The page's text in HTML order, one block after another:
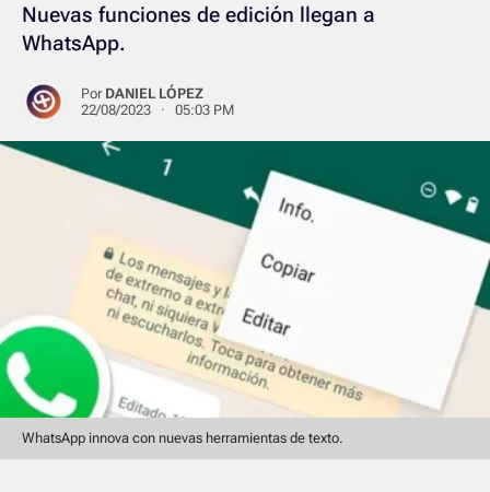
Nuevas funciones de edición llegan a
WhatsApp.
Por DANIEL LÓPEZ
22/08/2023 · 05:03 PM
WhatsApp innova con nuevas herramientas de texto.